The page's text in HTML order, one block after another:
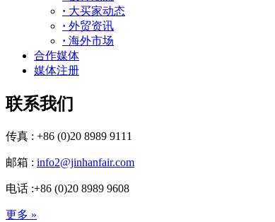
· 大买家动态
· 外贸资讯
· 海外市场
合作媒体
媒体注册
联系我们
传真 : +86 (0)20 8989 9111
邮箱 : info2@jinhanfair.com
电话 :+86 (0)20 8989 9608
更多 »